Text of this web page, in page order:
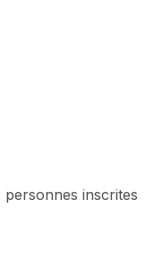
inscrites